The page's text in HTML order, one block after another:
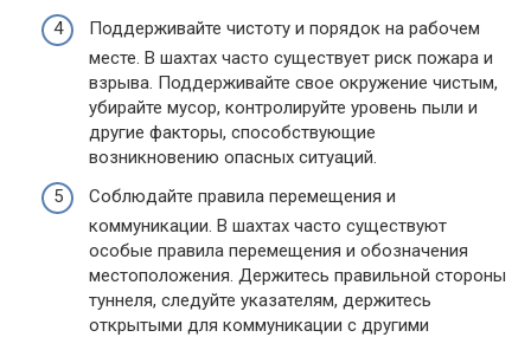
Поддерживайте чистоту и порядок на рабочем
месте. В шахтах часто существует риск пожара и
взрыва. Поддерживайте свое окружение чистым,
убирайте мусор, контролируйте уровень пыли и
другие факторы, способствующие
возникновению опасных ситуаций.
Соблюдайте правила перемещения и
коммуникации. В шахтах часто существуют
особые правила перемещения и обозначения
местоположения. Держитесь правильной стороны
туннеля, следуйте указателям, держитесь
открытыми для коммуникации с другими